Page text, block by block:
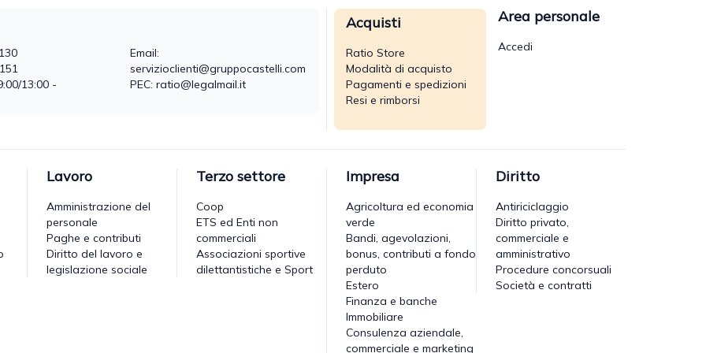
13:00 -
Email:
servizioclienti@gruppocastelli.com
PEC: ratio@legalmail.it
Acquisti
Ratio Store
Modalità di acquisto
Pagamenti e spedizioni
Resi e rimborsi
Area personale
Accedi
Lavoro
Amministrazione del
personale
Paghe e contributi
Diritto del lavoro e
legislazione sociale
Terzo settore
Coop
ETS ed Enti non
commerciali
Associazioni sportive
dilettantistiche e Sport
Impresa
Agricoltura ed economia
verde
Bandi, agevolazioni,
bonus, contributi a fondo
perduto
Estero
Finanza e banche
Immobiliare
Consulenza aziendale,
commerciale e marketing
Diritto
Antiriciclaggio
Diritto privato,
commerciale e
amministrativo
Procedure concorsuali
Società e contratti